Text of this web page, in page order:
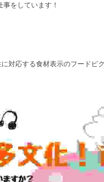
をしています！
対応する食材表示のフードピ